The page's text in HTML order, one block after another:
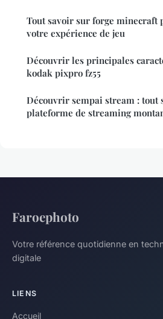
Tout savoir sur forge minecraft
votre expérience de jeu
Découvrir les principales
kodak pixpro fz55
Découvrir sempai stream : tout
plateforme de streaming
Faroephoto
Votre référence quotidienne en
digitale
LIENS
Accueil